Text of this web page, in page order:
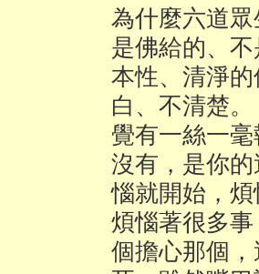
為什麼六道
是佛給的、
本性、清淨
白、不清楚
覺有一絲一
沒有，是你
惱就開始，
煩惱著很多
個擔心那個